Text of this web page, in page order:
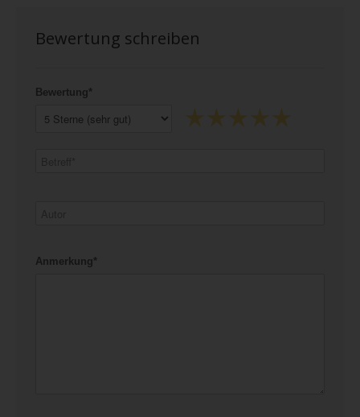
Bewertung schreiben
Bewertung*
Anmerkung*